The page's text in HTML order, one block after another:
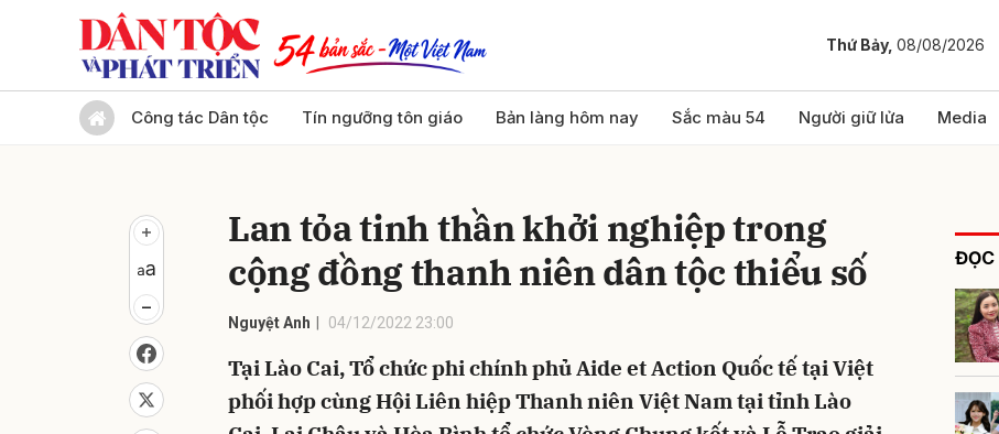
Thứ Bảy, 08/08/2026
Công tác Dân tộc Tín ngưỡng tôn giáo Bản làng hôm nay Sắc màu 54 Người giữ lửa Media
Lan tỏa tinh thần khởi nghiệp trong
cộng đồng thanh niên dân tộc thiểu số
Nguyệt Anh 04/12/2022 23:00
Tại Lào Cai, Tổ chức phi chính phủ Aide et Action Quốc tế tại Việt
phối hợp cùng Hội Liên hiệp Thanh niên Việt Nam tại tỉnh Lào
ĐỌC
Gửi bình luận
Hủy